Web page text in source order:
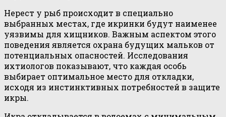
Нерест у рыб происходит в специально
выбранных местах, где икринки будут наименее
уязвимы для хищников. Важным аспектом этого
поведения является охрана будущих мальков от
потенциальных опасностей. Исследования
ихтиологов показывают, что каждая особь
выбирает оптимальное место для откладки,
исходя из инстинктивных потребностей в защите
икры.